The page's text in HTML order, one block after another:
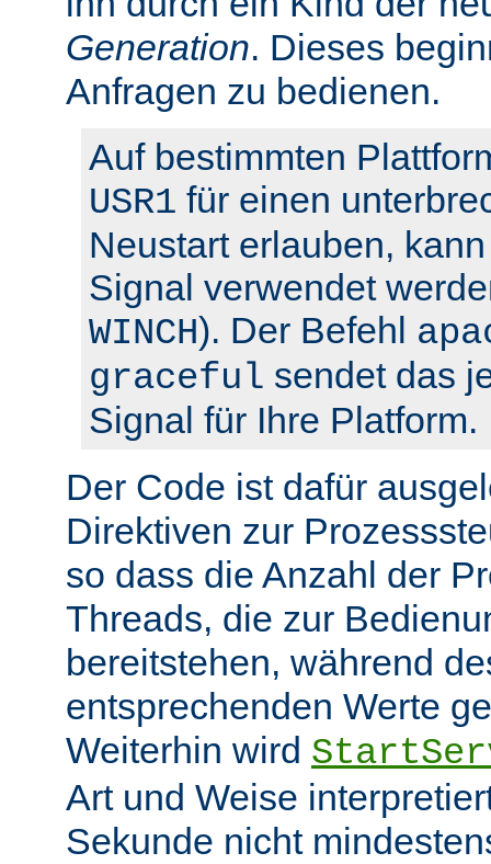
Generation. Dieses
Anfragen zu bedienen.
Auf bestimmten
USR1 für einen
Neustart erlauben,
Signal verwendet
WINCH). Der Befehl
graceful sendet das
Signal für Ihre Platform.
Der Code ist dafür
Direktiven zur
so dass die Anzahl der
Threads, die zur
bereitstehen, während
entsprechenden Werte
Weiterhin wird
Art und Weise
Sekunde nicht